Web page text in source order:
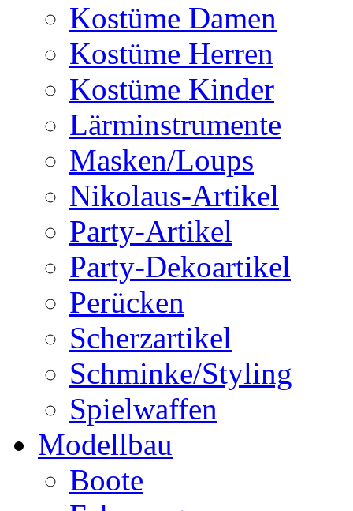
Kostüme Damen
Kostüme Herren
Kostüme Kinder
Lärminstrumente
Masken/Loups
Nikolaus-Artikel
Party-Artikel
Party-Dekoartikel
Perücken
Scherzartikel
Schminke/Styling
Spielwaffen
Modellbau
Boote